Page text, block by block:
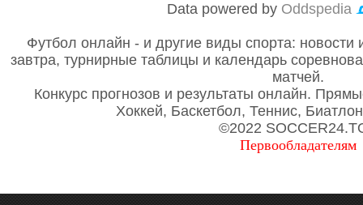
Data powered by Oddspedia
Футбол онлайн - и другие виды спорта: новости
завтра, турнирные таблицы и календарь
матчей.
Конкурс прогнозов и результаты онлайн.
Хоккей, Баскетбол, Теннис,
©2022
Первообладателям